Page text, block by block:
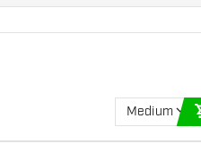
Medium